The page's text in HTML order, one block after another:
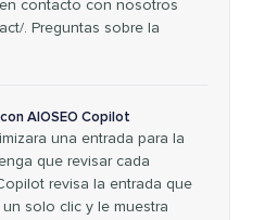
contacto con nosotros
. Preguntas sobre la
AIOSEO Copilot
una entrada para la
que revisar cada
revisa la entrada que
solo clic y le muestra